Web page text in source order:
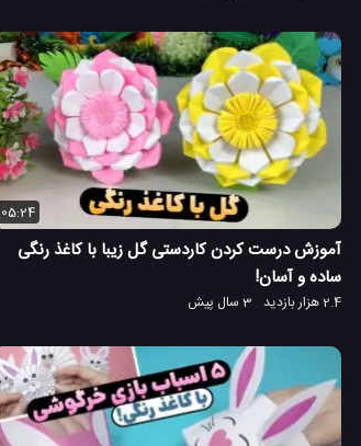
05:24
آموزش درست کردن کاردستی گل زیبا با کاغذ رنگی
ساده و آسان!
2.4 هزار بازدید 3 سال پیش